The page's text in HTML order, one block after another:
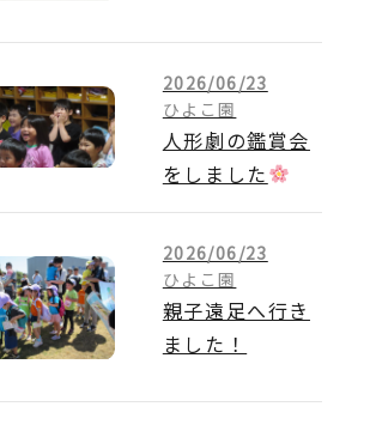
2026/06/23
ひよこ園
人形劇の鑑賞会
をしました
2026/06/23
ひよこ園
親子遠足へ行き
ました！